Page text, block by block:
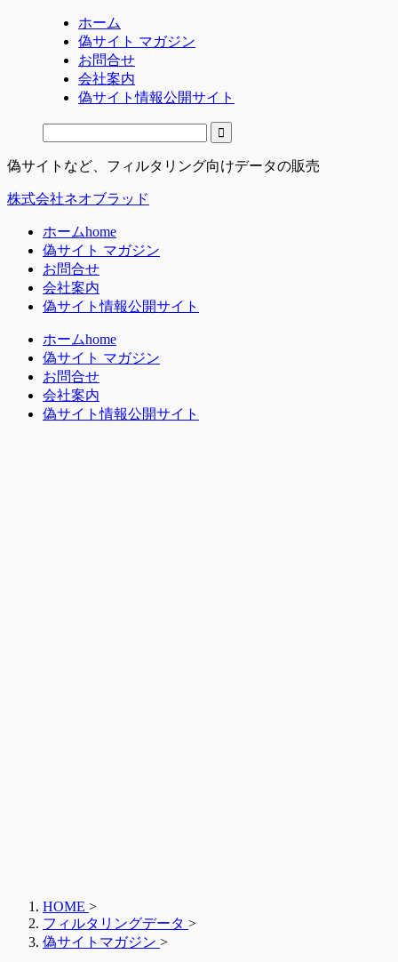
ホーム
偽サイト マガジン
お問合せ
会社案内
偽サイト情報公開サイト
偽サイトなど、フィルタリング向けデータの販売
株式会社ネオブラッド
ホームhome
偽サイト マガジン
お問合せ
会社案内
偽サイト情報公開サイト
ホームhome
偽サイト マガジン
お問合せ
会社案内
偽サイト情報公開サイト
HOME >
フィルタリングデータ >
偽サイトマガジン >